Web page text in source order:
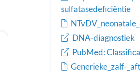
sulfatasedeficiëntie
DNA-diagnostiek
PubMed:
Generieke_zalf-